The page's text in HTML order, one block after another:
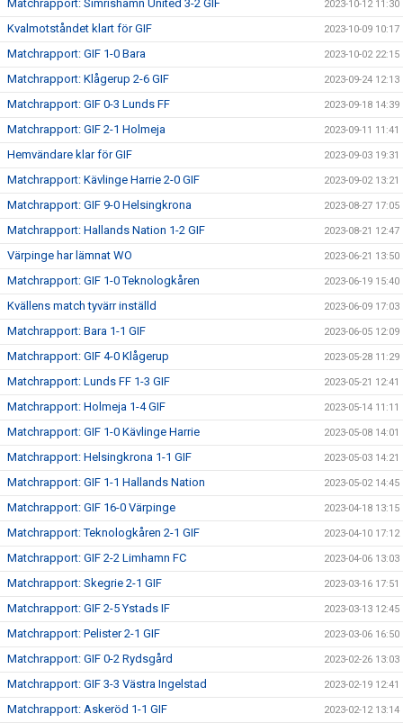
Matchrapport: Simrishamn United 3-2 GIF 2023-10-12 11:30
Kvalmotståndet klart för GIF 2023-10-09 10:17
Matchrapport: GIF 1-0 Bara 2023-10-02 22:15
Matchrapport: Klågerup 2-6 GIF 2023-09-24 12:13
Matchrapport: GIF 0-3 Lunds FF 2023-09-18 14:39
Matchrapport: GIF 2-1 Holmeja 2023-09-11 11:41
Hemvändare klar för GIF 2023-09-03 19:31
Matchrapport: Kävlinge Harrie 2-0 GIF 2023-09-02 13:21
Matchrapport: GIF 9-0 Helsingkrona 2023-08-27 17:05
Matchrapport: Hallands Nation 1-2 GIF 2023-08-21 12:47
Värpinge har lämnat WO 2023-06-21 13:50
Matchrapport: GIF 1-0 Teknologkåren 2023-06-19 15:40
Kvällens match tyvärr inställd 2023-06-09 17:03
Matchrapport: Bara 1-1 GIF 2023-06-05 12:09
Matchrapport: GIF 4-0 Klågerup 2023-05-28 11:29
Matchrapport: Lunds FF 1-3 GIF 2023-05-21 12:41
Matchrapport: Holmeja 1-4 GIF 2023-05-14 11:11
Matchrapport: GIF 1-0 Kävlinge Harrie 2023-05-08 14:01
Matchrapport: Helsingkrona 1-1 GIF 2023-05-03 14:21
Matchrapport: GIF 1-1 Hallands Nation 2023-05-02 14:45
Matchrapport: GIF 16-0 Värpinge 2023-04-18 13:15
Matchrapport: Teknologkåren 2-1 GIF 2023-04-10 17:12
Matchrapport: GIF 2-2 Limhamn FC 2023-04-06 13:03
Matchrapport: Skegrie 2-1 GIF 2023-03-16 17:51
Matchrapport: GIF 2-5 Ystads IF 2023-03-13 12:45
Matchrapport: Pelister 2-1 GIF 2023-03-06 16:50
Matchrapport: GIF 0-2 Rydsgård 2023-02-26 13:03
Matchrapport: GIF 3-3 Västra Ingelstad 2023-02-19 12:41
Matchrapport: Askeröd 1-1 GIF 2023-02-12 13:14